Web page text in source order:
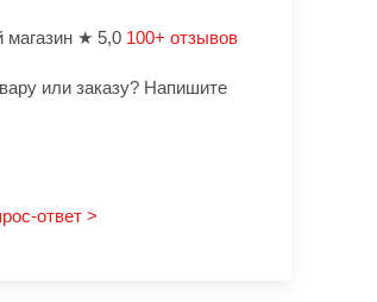
магазин ★ 5,0 100+ отзывов
или заказу? Напишите
ответ >